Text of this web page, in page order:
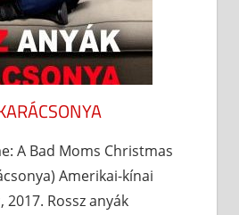
A Bad Moms Christmas
Amerikai-kínai
Rossz anyák